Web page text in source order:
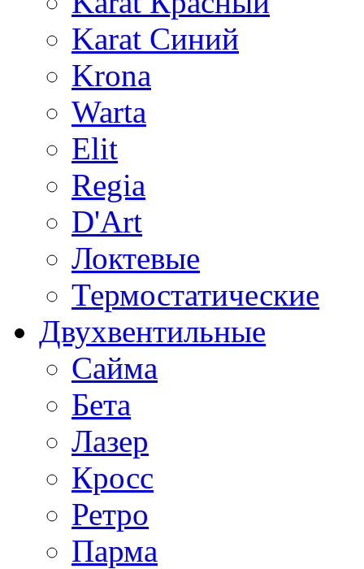
Karat Синий
Krona
Warta
Elit
Regia
D'Art
Локтевые
Термостатические
Двухвентильные
Сайма
Бета
Лазер
Кросс
Ретро
Парма